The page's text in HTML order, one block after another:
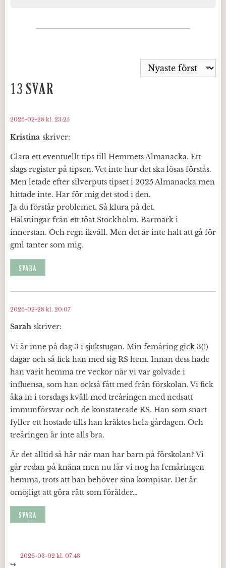
13 SVAR
Kristina skriver:
2026-02-28 kl. 23:25
Clara ett eventuellt tips till Hemmets Almanacka. Ett
slags register på tipsen. Vet inte hur det ska lösas förstås.
Men letade efter silverputs tipset i 2025 Almanacka men
hittade inte. Har för mig det stod i den.
Ja du förstår problemet. Så klura på det.
Hälsningar från ett töat Stockholm. Barmark i
innerstan. Och regn ikväll. Men det är inte halt att gå för
gml tanter som mig.
SVARA
Sarah skriver:
2026-02-28 kl. 20:07
Vi är inne på dag 3 i sjukstugan. Min femåring gick 3(!)
dagar och så fick han med sig RS hem. Innan dess hade
han varit hemma tre veckor när vi var golvade i
influensa, som han också fått med från förskolan. Vi fick
åka in i torsdags kväll med treåringen med nedsatt
immunförsvar och de konstaterade RS. Han som snart
fyller ett hostade tills han kräktes hela gårdagen. Och
treåringen är inte alls bra.
Är det alltid så här när man har barn på förskolan? Vi
går redan på knäna men nu får vi nog ha femåringen
hemma, trots att han behöver sina kompisar. Det är
omöjligt att göra rätt som förälder…
SVARA
2026-03-02 kl. 07:48